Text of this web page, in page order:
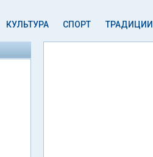
КУЛЬТУРА СПОРТ ТРАДИЦИИ